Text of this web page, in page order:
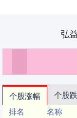
弘
个股涨幅 个股
排名
名称